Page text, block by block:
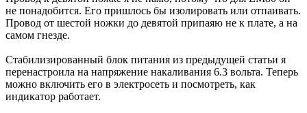
не понадобится. Его пришлось бы изолировать или отпаивать.
Провод от шестой ножки до девятой припаяю не к плате, а на
самом гнезде.
Стабилизированный блок питания из предыдущей статьи я
перенастроила на напряжение накаливания 6.3 вольта. Теперь
можно включить его в электросеть и посмотреть, как
индикатор работает.